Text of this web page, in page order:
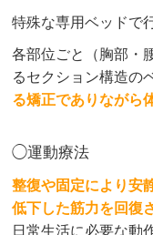
特殊な専用ベッドで
各部位ごと（胸部・
るセクション構造の
る矯正でありながら
◯運動療法
整復や固定により安
低下した筋力を回復
日常生活に必要な動